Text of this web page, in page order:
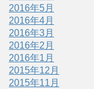
2016年5月
2016年4月
2016年3月
2016年2月
2016年1月
2015年12月
2015年11月